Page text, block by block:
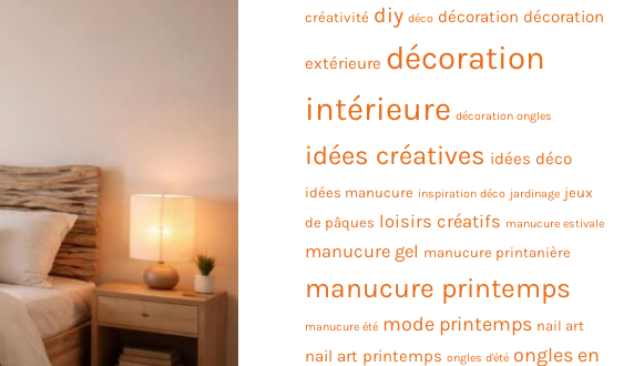
créativité diy déco décoration décoration
extérieure décoration
intérieure décoration ongles
idées créatives idées déco
idées manucure inspiration déco jardinage jeux
de pâques loisirs créatifs manucure estivale
manucure gel manucure printanière
manucure printemps
manucure été mode printemps nail art
nail art printemps ongles d'été ongles en